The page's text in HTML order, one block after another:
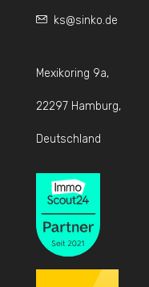
ks@sinko.de
Mexikoring 9a,
22297 Hamburg,
Deutschland